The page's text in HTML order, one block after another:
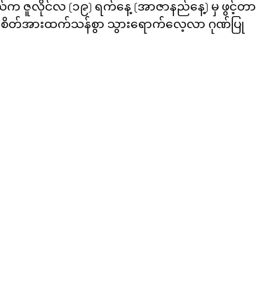
လိုင်လ (၁၉) ရက်နေ့ (အာဇာနည်နေ့) မှ ဖွင့်တာ
တ်အားထက်သန်စွာ သွားရောက်လေ့လာ ဂုဏ်ပြု